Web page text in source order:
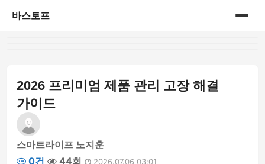
바스토프
삼성 블루로거
삼성 블루로거 1기
2026 프리미엄 제품 관리 고장 해결
가이드
스마트라이프 노지훈
0건
44회 2026.07.06 03:01